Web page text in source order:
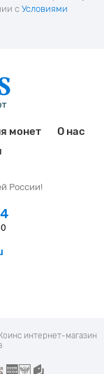
с Условиями
монет
О нас
России!
интернет-магазин